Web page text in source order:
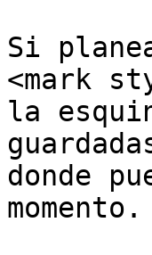
Si
<mark
la
donde
momento.